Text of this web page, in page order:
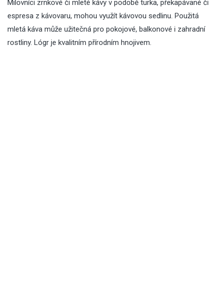
Milovníci zrnkové či mleté kávy v podobě turka, překapávané či
espresa z kávovaru, mohou využít kávovou sedlinu. Použitá
mletá káva může užitečná pro pokojové, balkonové i zahradní
rostliny. Lógr je kvalitním přírodním hnojivem.